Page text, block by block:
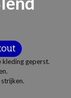
geperst.